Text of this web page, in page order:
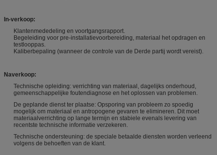
In-verkoop:
Klantenmededeling en voortgangsrapport.
Begeleiding voor pre-installatievoorbereiding, materiaal het opdragen en
testlooppas.
Kaliberbepaling (wanneer de controle van de Derde partij wordt vereist).
Naverkoop:
Technische opleiding: verrichting van materiaal, dagelijks onderhoud,
gemeenschappelijke foutendiagnose en het oplossen van problemen.
De geplande dienst ter plaatse: Opsporing van probleem zo spoedig
mogelijk om materiaal en antropogene gevaren te elimineren. Dit moet
materiaalverrichting op lange termijn en stabiele evenals levering van
recentste technische informatie verzekeren.
Technische ondersteuning: de speciale betaalde diensten worden verleend
volgens de behoeften van de klant.